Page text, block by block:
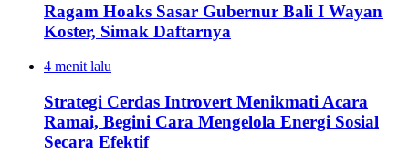
Ragam Hoaks Sasar Gubernur Bali I Wayan
Koster, Simak Daftarnya
4 menit lalu
Strategi Cerdas Introvert Menikmati Acara
Ramai, Begini Cara Mengelola Energi Sosial
Secara Efektif